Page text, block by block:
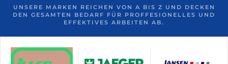
UNSERE MARKEN REICHEN VON A BIS Z UND DECKEN
DEN GESAMTEN BEDARF FÜR PROFFESIONELLES UND
EFFEKTIVES ARBEITEN AB.